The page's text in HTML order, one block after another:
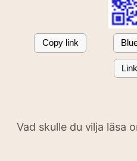
Copy link
Vad skulle du vilja läsa